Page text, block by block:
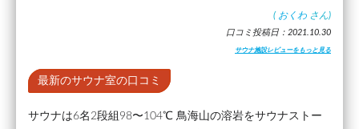
( おくわ さん)
口コミ投稿日：2021.10.30
サウナ施設レビューをもっと見る
最新のサウナ室の口コミ
サウナは6名2段組98〜104℃ 鳥海山の溶岩をサウナストー